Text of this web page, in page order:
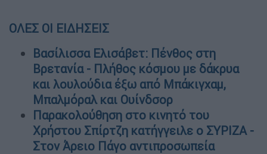
ΟΛΕΣ ΟΙ ΕΙΔΗΣΕΙΣ
Βασίλισσα Ελισάβετ: Πένθος στη
Βρετανία - Πλήθος κόσμου με δάκρυα
και λουλούδια έξω από Μπάκιγχαμ,
Μπαλμόραλ και Ουίνδσορ
Παρακολούθηση στο κινητό του
Χρήστου Σπίρτζη κατήγγειλε ο ΣΥΡΙΖΑ -
Στον Άρειο Πάγο αντιπροσωπεία